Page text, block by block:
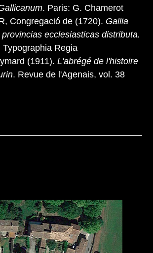
. Paris: G. Chamerot
Congregació de (1720). Gallia
ecclesiasticas distributa.
Typographia Regia
(1911). L'abrégé de l'histoire
. Revue de l'Agenais, vol. 38